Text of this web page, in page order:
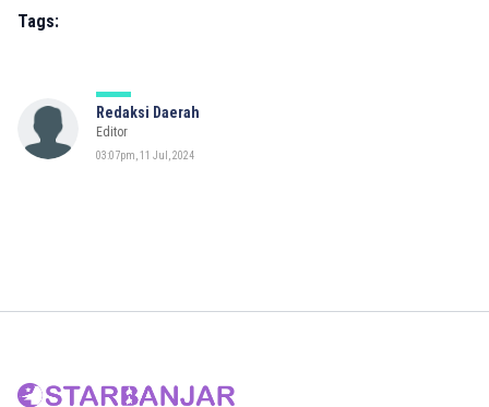
Tags:
Redaksi Daerah
Editor
03:07pm, 11 Jul, 2024